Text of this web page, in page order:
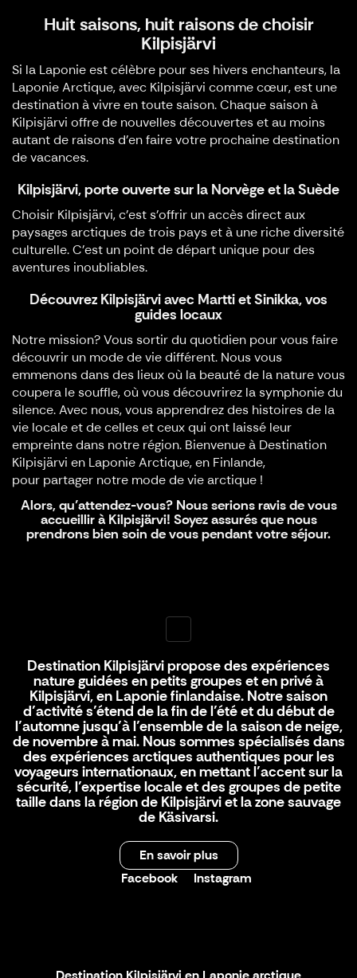
Huit saisons, huit raisons de choisir
Kilpisjärvi
Si la Laponie est célèbre pour ses hivers enchanteurs, la
Laponie Arctique, avec Kilpisjärvi comme cœur, est une
destination à vivre en toute saison. Chaque saison à
Kilpisjärvi offre de nouvelles découvertes et au moins
autant de raisons d’en faire votre prochaine destination
de vacances.
Kilpisjärvi, porte ouverte sur la Norvège et la Suède
Choisir Kilpisjärvi, c'est s'offrir un accès direct aux
paysages arctiques de trois pays et à une riche diversité
culturelle. C’est un point de départ unique pour des
aventures inoubliables.
Découvrez Kilpisjärvi avec Martti et Sinikka, vos
guides locaux
Notre mission? Vous sortir du quotidien pour vous faire
découvrir un mode de vie différent. Nous vous
emmenons dans des lieux où la beauté de la nature vous
coupera le souffle, où vous découvrirez la symphonie du
silence. Avec nous, vous apprendrez des histoires de la
vie locale et de celles et ceux qui ont laissé leur
empreinte dans notre région. Bienvenue à Destination
Kilpisjärvi en Laponie Arctique, en Finlande,
pour partager notre mode de vie arctique !
Alors, qu’attendez-vous? Nous serions ravis de vous
accueillir à Kilpisjärvi! Soyez assurés que nous
prendrons bien soin de vous pendant votre séjour.
Destination Kilpisjärvi propose des expériences
nature guidées en petits groupes et en privé à
Kilpisjärvi, en Laponie finlandaise. Notre saison
d’activité s’étend de la fin de l’été et du début de
l’automne jusqu’à l’ensemble de la saison de neige,
de novembre à mai. Nous sommes spécialisés dans
des expériences arctiques authentiques pour les
voyageurs internationaux, en mettant l’accent sur la
sécurité, l’expertise locale et des groupes de petite
taille dans la région de Kilpisjärvi et la zone sauvage
de Käsivarsi.
En savoir plus
Facebook
Instagram